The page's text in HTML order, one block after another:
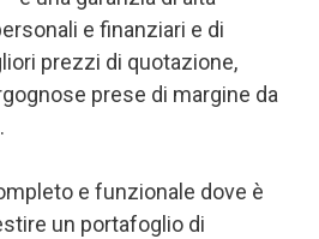
e finanziari e di
prezzi di quotazione,
prese di margine da
e funzionale dove è
un portafoglio di